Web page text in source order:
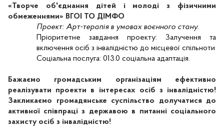
«Творче об'єднання дітей і молоді з фізичними
обмеженнями» ВГОІ ТО ДІМФО
Проект: Арт-терапія в умовах воєнного стану.
Пріоритетне завдання проекту: Залучення та
включення осіб з інвалідністю до місцевої спільноти
Соціальна послуга: 013.0 соціальна адаптація.
Бажаємо громадським організаціям ефективно
реалізувати проекти в інтересах осіб з інвалідністю!
Закликаємо громадянське суспільство долучатися до
активної співпраці з державою в питанні соціального
захисту осіб з інвалідністю!